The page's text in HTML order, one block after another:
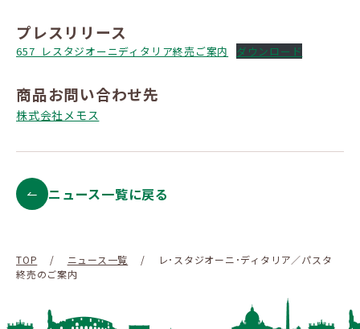
プレスリリース
657_レスタジオーニディタリア終売ご案内 ダウンロード
商品お問い合わせ先
株式会社メモス
ニュース一覧に戻る
TOP / ニュース一覧 /
レ･スタジオーニ･ディタリア／パスタ
終売のご案内